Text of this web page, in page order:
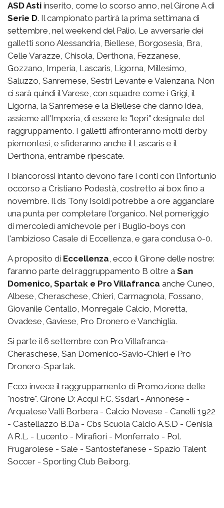
ASD Asti inserito, come lo scorso anno, nel Girone A di
Serie D. Il campionato partirà la prima settimana di
settembre, nel weekend del Palio. Le avversarie dei
galletti sono Alessandria, Biellese, Borgosesia, Bra,
Celle Varazze, Chisola, Derthona, Fezzanese,
Gozzano, Imperia, Lascaris, Ligorna, Millesimo,
Saluzzo, Sanremese, Sestri Levante e Valenzana. Non
ci sarà quindi il Varese, con squadre come i Grigi, il
Ligorna, la Sanremese e la Biellese che danno idea,
assieme all'Imperia, di essere le "lepri" designate del
raggruppamento. I galletti affronteranno molti derby
piemontesi, e sfideranno anche il Lascaris e il
Derthona, entrambe ripescate.
I biancorossi intanto devono fare i conti con l'infortunio
occorso a Cristiano Podestà, costretto ai box fino a
novembre. Il ds Tony Isoldi potrebbe a ore agganciare
una punta per completare l'organico. Nel pomeriggio
di mercoledì amichevole per i Buglio-boys con
l'ambizioso Casale di Eccellenza, e gara conclusa 0-0.
A proposito di Eccellenza, ecco il Girone delle nostre:
faranno parte del raggruppamento B oltre a San
Domenico, Spartak e Pro Villafranca anche Cuneo,
Albese, Cheraschese, Chieri, Carmagnola, Fossano,
Giovanile Centallo, Monregale Calcio, Moretta,
Ovadese, Gaviese, Pro Dronero e Vanchiglia.
Si parte il 6 settembre con Pro Villafranca-
Cheraschese, San Domenico-Savio-Chieri e Pro
Dronero-Spartak.
Ecco invece il raggruppamento di Promozione delle
"nostre". Girone D: Acqui F.C. Ssdarl - Annonese -
Arquatese Valli Borbera - Calcio Novese - Canelli 1922
- Castellazzo B.Da - Cbs Scuola Calcio A.S.D - Cenisia
A R.L. - Lucento - Mirafiori - Monferrato - Pol.
Frugarolese - Sale - Santostefanese - Spazio Talent
Soccer - Sporting Club Beiborg.